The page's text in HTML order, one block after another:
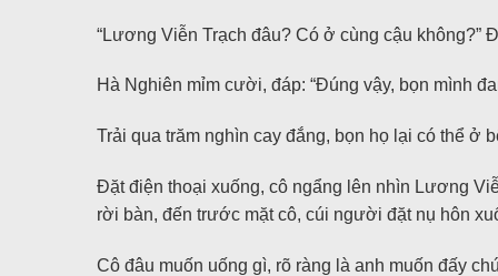
“Lương Viễn Trạch đâu? Có ở cùng cậu không?”
Hà Nghiên mỉm cười, đáp: “Đúng vậy, bọn mình
Trải qua trăm nghìn cay đắng, bọn họ lại có thể ở
Đặt điện thoại xuống, cô ngẩng lên nhìn Lương
rời bàn, đến trước mặt cô, cúi người đặt nụ hôn
Cô đâu muốn uống gì, rõ ràng là anh muốn đấy